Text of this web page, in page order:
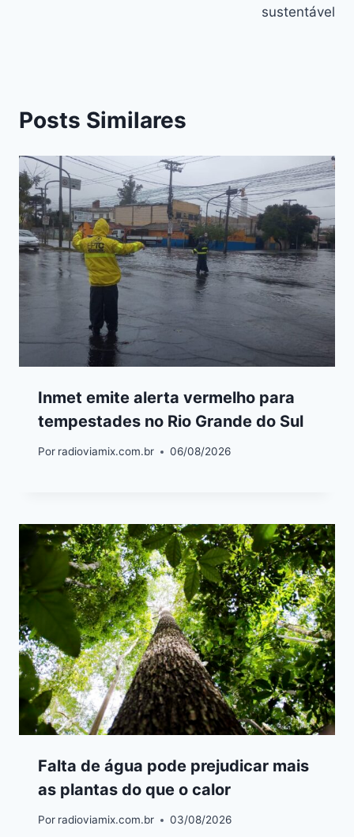
sustentável
Posts Similares
Inmet emite alerta vermelho para
tempestades no Rio Grande do Sul
Por radioviamix.com.br 06/08/2026
Falta de água pode prejudicar mais
as plantas do que o calor
Por radioviamix.com.br 03/08/2026